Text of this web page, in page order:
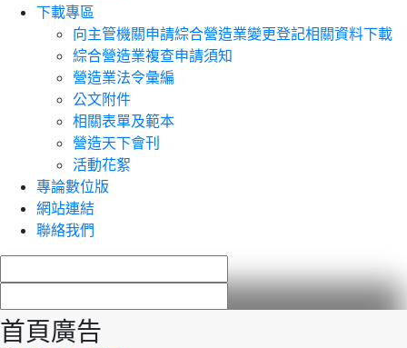
下載專區
向主管機關申請綜合營造業變更登記相關資料下載
綜合營造業複查申請須知
營造業法令彙編
公文附件
相關表單及範本
營造天下會刊
活動花絮
專論數位版
網站連結
聯絡我們
首頁廣告